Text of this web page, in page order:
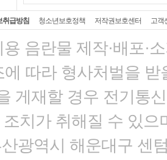
취급방침 청소년보호정책 저작권보호센터 고객
용 음란물 제작·배포·
에 따라 형사처벌을 받
게재할 경우 전기통
치가 취해질 수 있으
광역시 해운대구 센